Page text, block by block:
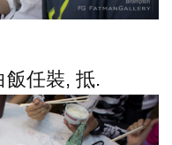
飯任裝, 抵.